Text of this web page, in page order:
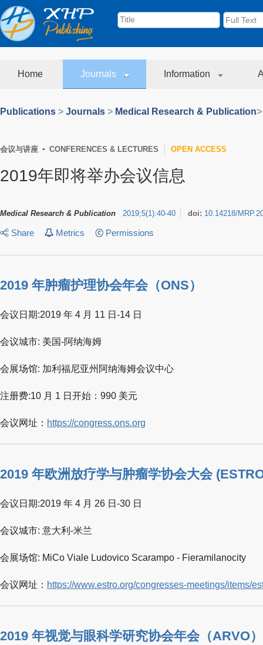
Home Journals Information
Publications > Journals > Medical Research & Publication
会议与讲座 ▪ CONFERENCES & LECTURES OPEN ACCESS
2019年即将举办会议信息
Medical Research & Publication 2019;5(1):40-40 doi: 10.14218/
Share Metrics Permissions
2019 年肿瘤护理协会年会（ONS）
会议日期:2019 年 4 月 11 日-14 日
会议城市: 美国-阿纳海姆
会展场馆: 加利福尼亚州阿纳海姆会议中心
注册费:10 月 1 日开始：990 美元
会议网址： https://congress.ons.org
2019 年欧洲放疗学与肿瘤学协会大会
会议日期:2019 年 4 月 26 日-30 日
会议城市: 意大利-米兰
会展场馆: MiCo Viale Ludovico Scarampo - Fieramilanocity
会议网址： https://www.estro.org/congresses-meetings/items/
2019 年视觉与眼科学研究协会年会（ARVO）